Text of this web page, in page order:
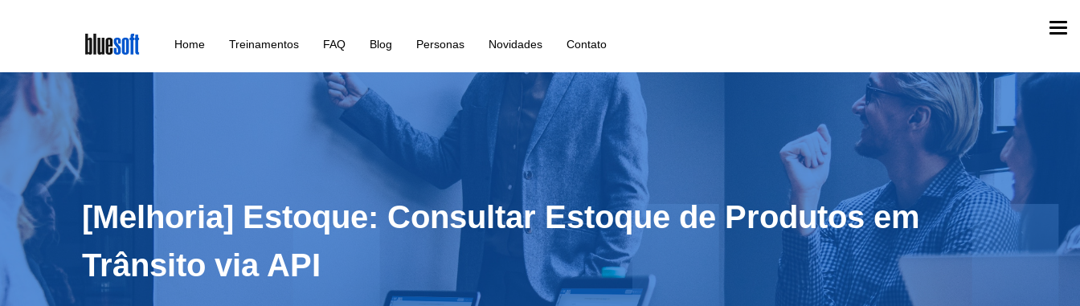
main
content
Home Treinamentos FAQ Blog Personas Novidades Contato
[Melhoria] Estoque: Consultar Estoque de Produtos em
Trânsito via API